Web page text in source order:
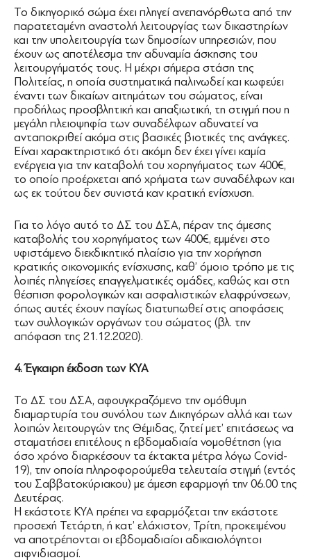
Το δικηγορικό σώμα έχει πληγεί ανεπανόρθωτα από την
παρατεταμένη αναστολή λειτουργίας των δικαστηρίων
και την υπολειτουργία των δημοσίων υπηρεσιών, που
έχουν ως αποτέλεσμα την αδυναμία άσκησης του
λειτουργήματός τους. Η μέχρι σήμερα στάση της
Πολιτείας, η οποία συστηματικά παλινωδεί και κωφεύει
έναντι των δικαίων αιτημάτων του σώματος, είναι
προδήλως προσβλητική και απαξιωτική, τη στιγμή που η
μεγάλη πλειοψηφία των συναδέλφων αδυνατεί να
ανταποκριθεί ακόμα στις βασικές βιοτικές της ανάγκες.
Είναι χαρακτηριστικό ότι ακόμη δεν έχει γίνει καμία
ενέργεια για την καταβολή του χορηγήματος των 400€,
το οποίο προέρχεται από χρήματα των συναδέλφων και
ως εκ τούτου δεν συνιστά καν κρατική ενίσχυση.
Για το λόγο αυτό το ΔΣ του ΔΣΑ, πέραν της άμεσης
καταβολής του χορηγήματος των 400€, εμμένει στο
υφιστάμενο διεκδικητικό πλαίσιο για την χορήγηση
κρατικής οικονομικής ενίσχυσης, καθ’ όμοιο τρόπο με τις
λοιπές πληγείσες επαγγελματικές ομάδες, καθώς και στη
θέσπιση φορολογικών και ασφαλιστικών ελαφρύνσεων,
όπως αυτές έχουν παγίως διατυπωθεί στις αποφάσεις
των συλλογικών οργάνων του σώματος (βλ. την
απόφαση της 21.12.2020).
4. Έγκαιρη έκδοση των ΚΥΑ
Το ΔΣ του ΔΣΑ, αφουγκραζόμενο την ομόθυμη
διαμαρτυρία του συνόλου των Δικηγόρων αλλά και των
λοιπών λειτουργών της Θέμιδας, ζητεί μετ’ επιτάσεως να
σταματήσει επιτέλους η εβδομαδιαία νομοθέτηση (για
όσο χρόνο διαρκέσουν τα έκτακτα μέτρα λόγω Covid-
19), την οποία πληροφορούμεθα τελευταία στιγμή (εντός
του Σαββατοκύριακου) με άμεση εφαρμογή την 06.00 της
Δευτέρας.
H εκάστοτε ΚΥΑ πρέπει να εφαρμόζεται την εκάστοτε
προσεχή Τετάρτη, ή κατ’ ελάχιστον, Τρίτη, προκειμένου
να αποτρέπονται οι εβδομαδιαίοι αδικαιολόγητοι
αιφνιδιασμοί.